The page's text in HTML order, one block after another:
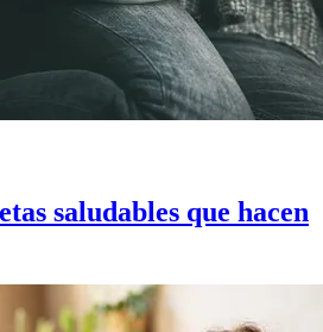
saludables que hacen